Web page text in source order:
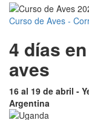
Curso de Aves -
4 días
aves
16 al 19 de abril -
Argentina